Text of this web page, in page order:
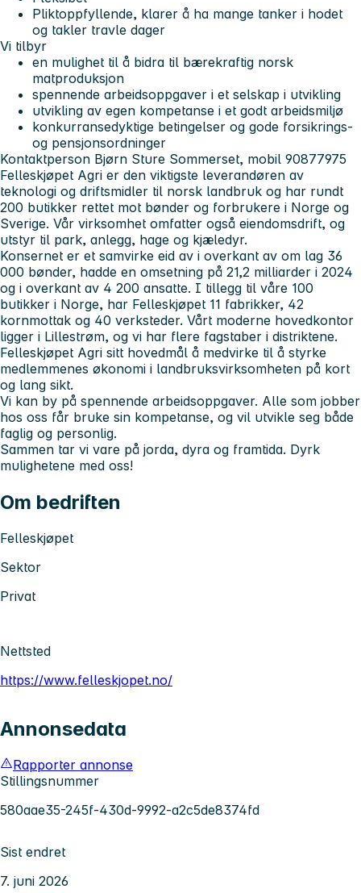
Pliktoppfyllende, klarer å ha mange tanker i hodet
og takler travle dager
Vi tilbyr
en mulighet til å bidra til bærekraftig norsk
matproduksjon
spennende arbeidsoppgaver i et selskap i utvikling
utvikling av egen kompetanse i et godt arbeidsmiljø
konkurransedyktige betingelser og gode forsikrings-
og pensjonsordninger
Kontaktperson Bjørn Sture Sommerset, mobil 90877975
Felleskjøpet Agri er den viktigste leverandøren av
teknologi og driftsmidler til norsk landbruk og har rundt
200 butikker rettet mot bønder og forbrukere i Norge og
Sverige. Vår virksomhet omfatter også eiendomsdrift, og
utstyr til park, anlegg, hage og kjæledyr.
Konsernet er et samvirke eid av i overkant av om lag 36
000 bønder, hadde en omsetning på 21,2 milliarder i 2024
og i overkant av 4 200 ansatte. I tillegg til våre 100
butikker i Norge, har Felleskjøpet 11 fabrikker, 42
kornmottak og 40 verksteder. Vårt moderne hovedkontor
ligger i Lillestrøm, og vi har flere fagstaber i distriktene.
Felleskjøpet Agri sitt hovedmål å medvirke til å styrke
medlemmenes økonomi i landbruksvirksomheten på kort
og lang sikt.
Vi kan by på spennende arbeidsoppgaver. Alle som jobber
hos oss får bruke sin kompetanse, og vil utvikle seg både
faglig og personlig.
Sammen tar vi vare på jorda, dyra og framtida. Dyrk
mulighetene med oss!
Om bedriften
Felleskjøpet
Sektor
Privat
Nettsted
https://www.felleskjopet.no/
Annonsedata
Rapporter annonse
Stillingsnummer
580aae35-245f-430d-9992-a2c5de8374fd
Sist endret
7. juni 2026